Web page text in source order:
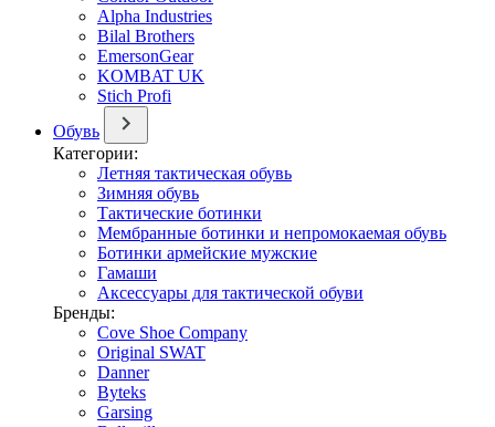
Alpha Industries
Bilal Brothers
EmersonGear
KOMBAT UK
Stich Profi
Обувь
Категории:
Летняя тактическая обувь
Зимняя обувь
Тактические ботинки
Мембранные ботинки и непромокаемая обувь
Ботинки армейские мужские
Гамаши
Аксессуары для тактической обуви
Бренды:
Cove Shoe Company
Original SWAT
Danner
Byteks
Garsing